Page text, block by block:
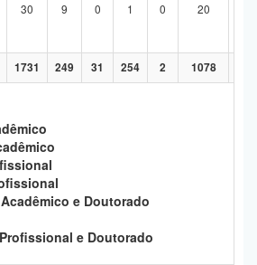
30 9 0 1 0 20
1731 249 31 254 2 1078
e Doutorado
e Doutorado